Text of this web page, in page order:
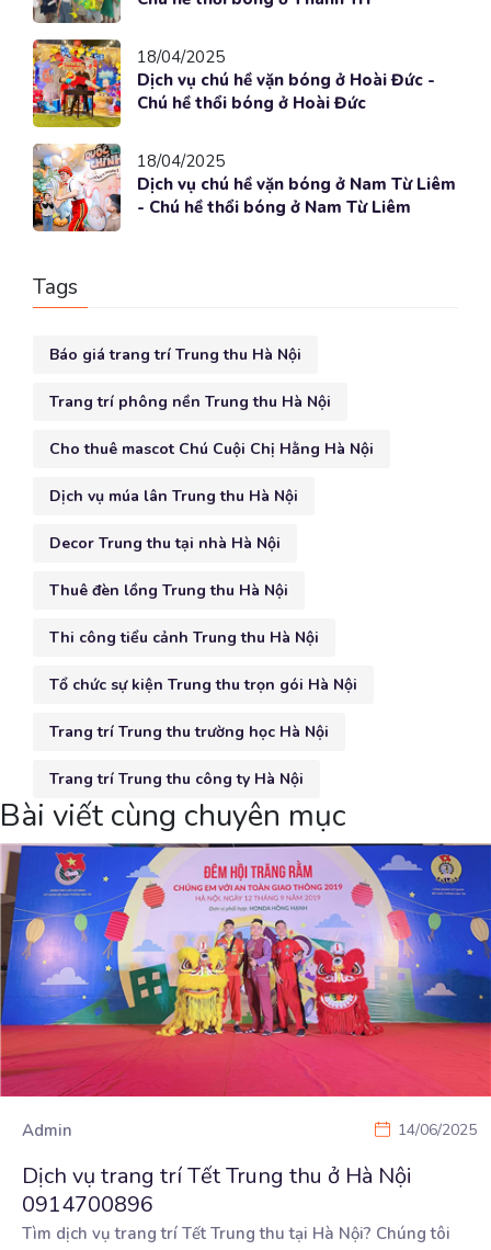
18/04/2025
Dịch vụ chú hề vặn bóng ở Hoài Đức -
Chú hề thổi bóng ở Hoài Đức
18/04/2025
Dịch vụ chú hề vặn bóng ở Nam Từ Liêm
- Chú hề thổi bóng ở Nam Từ Liêm
Tags
Báo giá trang trí Trung thu Hà Nội
Trang trí phông nền Trung thu Hà Nội
Cho thuê mascot Chú Cuội Chị Hằng Hà Nội
Dịch vụ múa lân Trung thu Hà Nội
Decor Trung thu tại nhà Hà Nội
Thuê đèn lồng Trung thu Hà Nội
Thi công tiểu cảnh Trung thu Hà Nội
Tổ chức sự kiện Trung thu trọn gói Hà Nội
Trang trí Trung thu trường học Hà Nội
Trang trí Trung thu công ty Hà Nội
Bài viết cùng chuyên mục
Admin 14/06/2025
Dịch vụ trang trí Tết Trung thu ở Hà Nội
0914700896
Tìm dịch vụ trang trí Tết Trung thu tại Hà Nội? Chúng tôi